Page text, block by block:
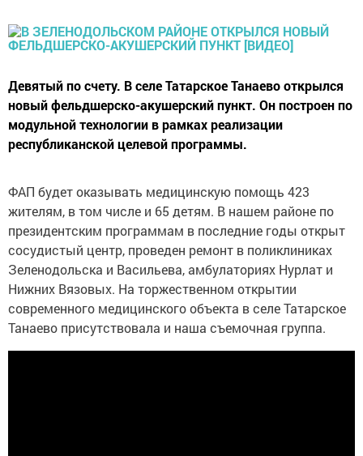
Девятый по счету. В селе Татарское Танаево открылся
новый фельдшерско-акушерский пункт. Он построен по
модульной технологии в рамках реализации
республиканской целевой программы.
ФАП будет оказывать медицинскую помощь 423
жителям, в том числе и 65 детям. В нашем районе по
президентским программам в последние годы открыт
сосудистый центр, проведен ремонт в поликлиниках
Зеленодольска и Васильева, амбулаториях Нурлат и
Нижних Вязовых. На торжественном открытии
современного медицинского объекта в селе Татарское
Танаево присутствовала и наша съемочная группа.